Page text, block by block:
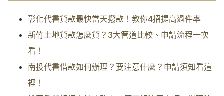
彰化代書貸款最快當天撥款！教你4招提高過件率
新竹土地貸款怎麼貸？3大管道比較、申請流程一次
看！
南投代書借款如何辦理？要注意什麼？申請須知看這
裡！